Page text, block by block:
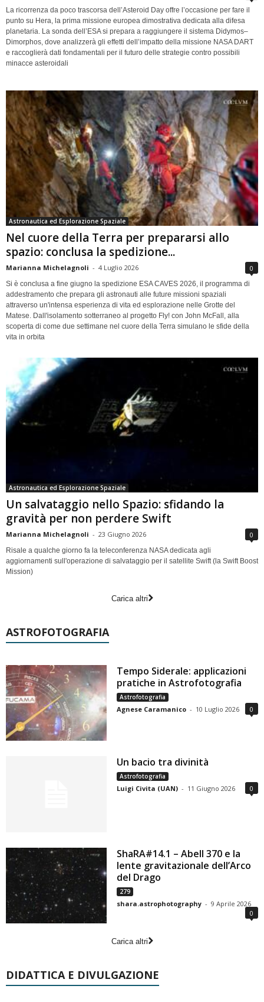
La ricorrenza da poco trascorsa dell’Asteroid Day offre l’occasione per fare il
punto su Hera, la prima missione europea dimostrativa dedicata alla difesa
planetaria. La sonda dell’ESA si prepara a raggiungere il sistema Didymos–
Dimorphos, dove analizzerà gli effetti dell’impatto della missione NASA DART
e raccoglierà dati fondamentali per il futuro delle strategie contro possibili
minacce asteroidali
Astronautica ed Esplorazione Spaziale
Nel cuore della Terra per prepararsi allo
spazio: conclusa la spedizione...
Marianna Michelagnoli - 4 Luglio 2026 0
Si è conclusa a fine giugno la spedizione ESA CAVES 2026, il programma di
addestramento che prepara gli astronauti alle future missioni spaziali
attraverso un'intensa esperienza di vita ed esplorazione nelle Grotte del
Matese. Dall'isolamento sotterraneo al progetto Fly! con John McFall, alla
scoperta di come due settimane nel cuore della Terra simulano le sfide della
vita in orbita
Astronautica ed Esplorazione Spaziale
Un salvataggio nello Spazio: sfidando la
gravità per non perdere Swift
Marianna Michelagnoli - 23 Giugno 2026 0
Risale a qualche giorno fa la teleconferenza NASA dedicata agli
aggiornamenti sull'operazione di salvataggio per il satellite Swift (la Swift Boost
Mission)
Carica altri
ASTROFOTOGRAFIA
Tempo Siderale: applicazioni
pratiche in Astrofotografia
Astrofotografia
Agnese Caramanico - 10 Luglio 2026 0
Un bacio tra divinità
Astrofotografia
Luigi Civita (UAN) - 11 Giugno 2026 0
ShaRA#14.1 – Abell 370 e la
lente gravitazionale dell’Arco
del Drago
279
shara.astrophotography - 9 Aprile 2026
0
Carica altri
DIDATTICA E DIVULGAZIONE